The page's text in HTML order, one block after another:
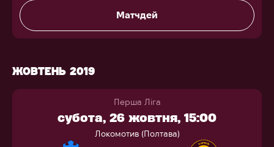
Матчдей
ЖОВТЕНЬ 2019
Перша Ліга
субота, 26 жовтня, 15:00
Локомотив (Полтава)